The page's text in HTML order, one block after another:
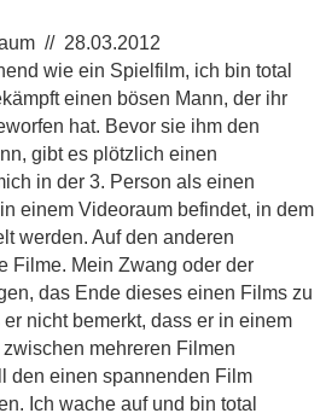
// 28.03.2012
wie ein Spielfilm, ich bin total
einen bösen Mann, der ihr
hat. Bevor sie ihm den
gibt es plötzlich einen
in der 3. Person als einen
einem Videoraum befindet, in dem
werden. Auf den anderen
Filme. Mein Zwang oder der
das Ende dieses einen Films zu
nicht bemerkt, dass er in einem
mehreren Filmen
den einen spannenden Film
Ich wache auf und bin total